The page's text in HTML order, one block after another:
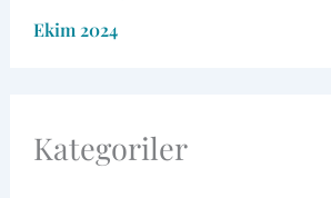
Ekim 2024
Kategoriler